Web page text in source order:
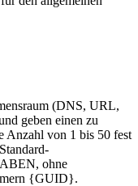
(DNS, URL,
geben einen zu
Anzahl von 1 bis 50 fest
ohne
{GUID}.